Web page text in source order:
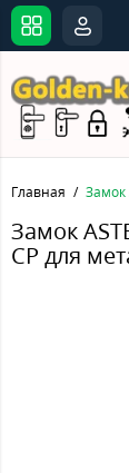
Главная Замок
Замок
CP для